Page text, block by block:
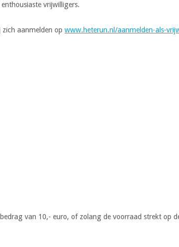
vrijwilligers.
zich aanmelden op www.heterun.nl/aanmelden-als-
van 10,- euro, of zolang de voorraad strekt op